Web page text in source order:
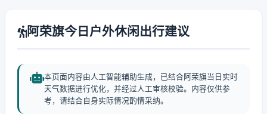
阿荣旗今日户外休闲出行建议
本页面内容由人工智能辅助生成，已结合阿荣旗当日实时
天气数据进行优化，并经过人工审核校验。内容仅供参
考，请结合自身实际情况酌情采纳。